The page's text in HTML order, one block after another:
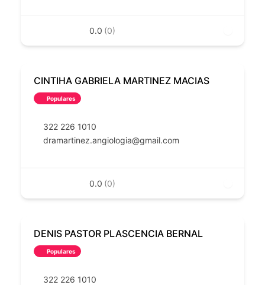
0.0 (0)
CINTIHA GABRIELA MARTINEZ MACIAS
Populares
322 226 1010
dramartinez.angiologia@gmail.com
0.0 (0)
DENIS PASTOR PLASCENCIA BERNAL
Populares
322 226 1010